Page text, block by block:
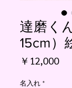
達磨く
15cm）
￥12,000価
名入れ *